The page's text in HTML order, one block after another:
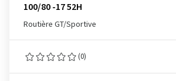
100/80 -17 52H
Routière GT/Sportive
(0)